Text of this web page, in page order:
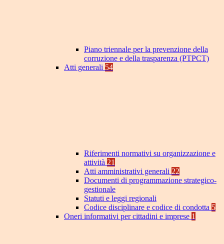
Piano triennale per la prevenzione della
corruzione e della trasparenza (PTPCT)
Atti generali 54
Riferimenti normativi su organizzazione e
attività 21
Atti amministrativi generali 22
Documenti di programmazione strategico-
gestionale
Statuti e leggi regionali
Codice disciplinare e codice di condotta 5
Oneri informativi per cittadini e imprese 1